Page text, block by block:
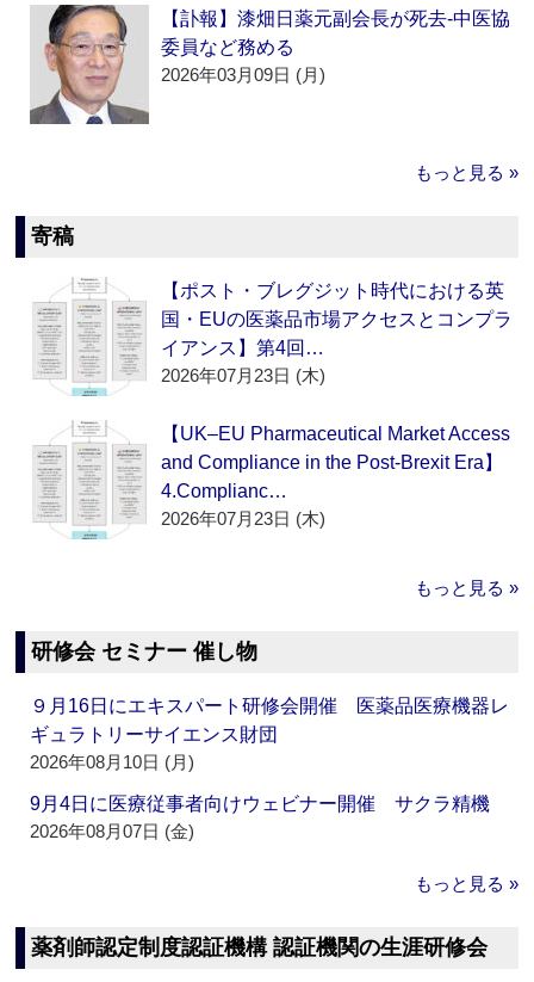
【訃報】漆畑日薬元副会長が死去‐中医協
委員など務める
2026年03月09日 (月)
もっと見る »
寄稿
【ポスト・ブレグジット時代における英
国・EUの医薬品市場アクセスとコンプラ
イアンス】第4回…
2026年07月23日 (木)
【UK–EU Pharmaceutical Market Access
and Compliance in the Post-Brexit Era】
4.Complianc…
2026年07月23日 (木)
もっと見る »
研修会 セミナー 催し物
９月16日にエキスパート研修会開催 医薬品医療機器レ
ギュラトリーサイエンス財団
2026年08月10日 (月)
9月4日に医療従事者向けウェビナー開催 サクラ精機
2026年08月07日 (金)
もっと見る »
薬剤師認定制度認証機構 認証機関の生涯研修会